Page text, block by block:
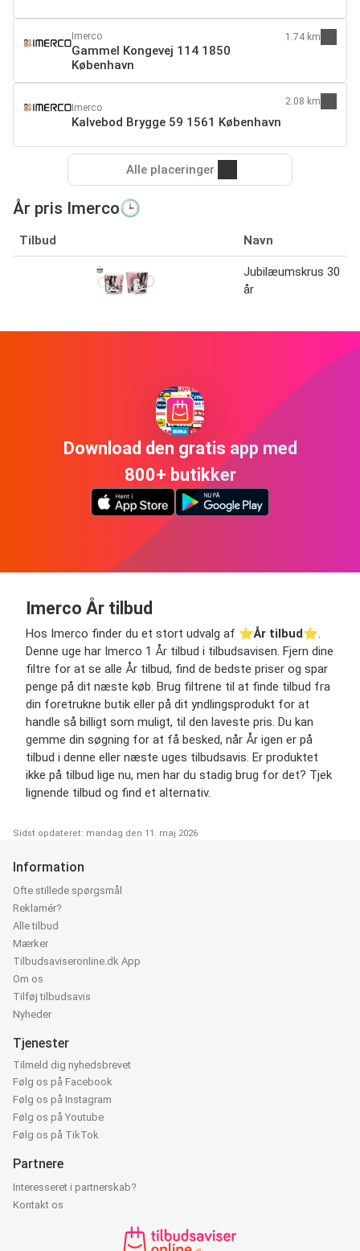
Imerco
Gammel Kongevej 114 1850
København
1.74 km
Imerco
Kalvebod Brygge 59 1561 København
2.08 km
Alle placeringer
År pris Imerco🕒
Tilbud Navn
Jubilæumskrus 30
år
Download den gratis app med
800+ butikker
Imerco År tilbud
Hos Imerco finder du et stort udvalg af ⭐️År tilbud⭐️.
Denne uge har Imerco 1 År tilbud i tilbudsavisen. Fjern dine
filtre for at se alle År tilbud, find de bedste priser og spar
penge på dit næste køb. Brug filtrene til at finde tilbud fra
din foretrukne butik eller på dit yndlingsprodukt for at
handle så billigt som muligt, til den laveste pris. Du kan
gemme din søgning for at få besked, når År igen er på
tilbud i denne eller næste uges tilbudsavis. Er produktet
ikke på tilbud lige nu, men har du stadig brug for det? Tjek
lignende tilbud og find et alternativ.
Sidst opdateret: mandag den 11. maj 2026
Information
Ofte stillede spørgsmål
Reklamér?
Alle tilbud
Mærker
Tilbudsaviseronline.dk App
Om os
Tilføj tilbudsavis
Nyheder
Tjenester
Tilmeld dig nyhedsbrevet
Følg os på Facebook
Følg os på Instagram
Følg os på Youtube
Følg os på TikTok
Partnere
Interesseret i partnerskab?
Kontakt os